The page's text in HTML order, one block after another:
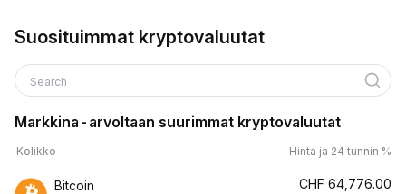
Suosituimmat kryptovaluutat
Search
Markkina-arvoltaan suurimmat kryptovaluutat
Kolikko Hinta ja 24 tunnin %
Bitcoin CHF 64,776.00